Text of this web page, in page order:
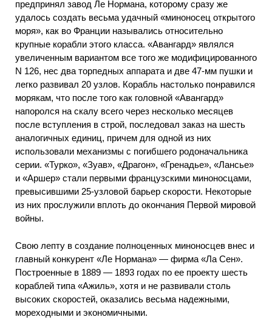
предпринял завод Ле Нормана, которому сразу же
удалось создать весьма удачный «миноносец открытого
моря», как во Франции назывались относительно
крупные корабли этого класса. «Авангард» являлся
увеличенным вариантом все того же модифицированного
N 126, нес два торпедных аппарата и две 47-мм пушки и
легко развивал 20 узлов. Корабль настолько понравился
морякам, что после того как головной «Авангард»
напоролся на скалу всего через несколько месяцев
после вступления в строй, последовал заказ на шесть
аналогичных единиц, причем для одной из них
использовали механизмы с погибшего родоначальника
серии. «Турко», «Зуав», «Драгон», «Гренадье», «Лансье»
и «Аршер» стали первыми французскими миноносцами,
превысившими 25-узловой барьер скорости. Некоторые
из них прослужили вплоть до окончания Первой мировой
войны.
Свою лепту в создание полноценных миноносцев внес и
главный конкурент «Ле Нормана» — фирма «Ла Сен».
Построенные в 1889 — 1893 годах по ее проекту шесть
кораблей типа «Ажиль», хотя и не развивали столь
высоких скоростей, оказались весьма надежными,
мореходными и экономичными.